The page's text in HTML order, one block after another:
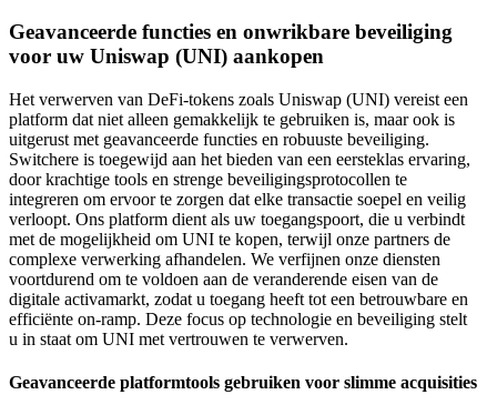
Geavanceerde functies en onwrikbare beveiliging
voor uw Uniswap (UNI) aankopen
Het verwerven van DeFi-tokens zoals Uniswap (UNI) vereist een
platform dat niet alleen gemakkelijk te gebruiken is, maar ook is
uitgerust met geavanceerde functies en robuuste beveiliging.
Switchere is toegewijd aan het bieden van een eersteklas ervaring,
door krachtige tools en strenge beveiligingsprotocollen te
integreren om ervoor te zorgen dat elke transactie soepel en veilig
verloopt. Ons platform dient als uw toegangspoort, die u verbindt
met de mogelijkheid om UNI te kopen, terwijl onze partners de
complexe verwerking afhandelen. We verfijnen onze diensten
voortdurend om te voldoen aan de veranderende eisen van de
digitale activamarkt, zodat u toegang heeft tot een betrouwbare en
efficiënte on-ramp. Deze focus op technologie en beveiliging stelt
u in staat om UNI met vertrouwen te verwerven.
Geavanceerde platformtools gebruiken voor slimme acquisities